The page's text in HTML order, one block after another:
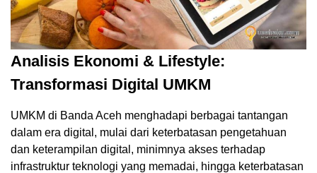
Analisis Ekonomi & Lifestyle:
Transformasi Digital UMKM
UMKM di Banda Aceh menghadapi berbagai tantangan
dalam era digital, mulai dari keterbatasan pengetahuan
dan keterampilan digital, minimnya akses terhadap
infrastruktur teknologi yang memadai, hingga keterbatasan